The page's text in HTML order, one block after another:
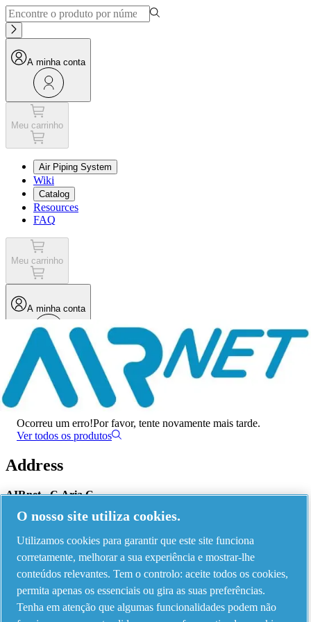
A minha conta
Meu carrinho
Air Piping System
Wiki
Catalog
Resources
FAQ
Meu carrinho
A minha conta
Menu
Ocorreu um erro
Ocorreu um erro!Por favor, tente novamente mais tarde.
Ver todos os produtos
Address
AIRnet - C.Aria.C
Via Selva Maiolo, 5/7 - 36075, Montecchio Maggiore, Vicenza Italy
Contact us
Piping Systems - click to see details
O nosso site utiliza cookies.
Utilizamos cookies para garantir que este site funciona
corretamente, melhorar a sua experiência e mostrar-lhe
conteúdos relevantes. Tem o controlo: aceite todos os cookies,
permita apenas os essenciais ou gira as suas preferências.
Tenha em atenção que algumas funcionalidades podem não